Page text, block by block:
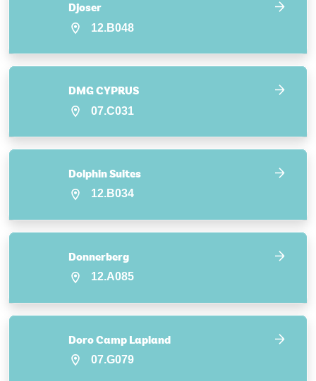
Djoser
12.B048
DMG CYPRUS
07.C031
Dolphin Suites
12.B034
Donnerberg
12.A085
Doro Camp Lapland
07.G079